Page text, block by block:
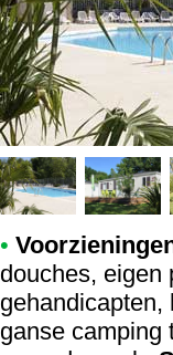
•
douches, eigen
gehandicapten,
ganse camping